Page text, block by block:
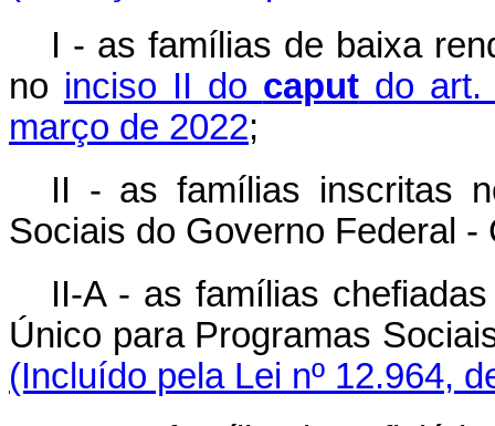
I - as famílias de baixa
no inciso II do caputdo art.
março de 2022;
II - as famílias inscritas
Sociais do Governo Federal -
II-A - as famílias
Único para Programas
(Incluído pela Lei nº 12.964,